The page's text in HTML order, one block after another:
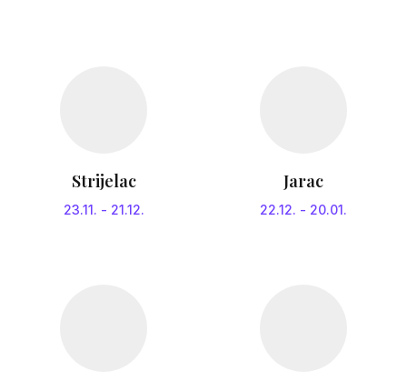
Strijelac
23.11. - 21.12.
Jarac
22.12. - 20.01.